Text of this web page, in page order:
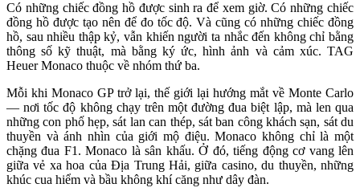
Có những chiếc đồng hồ được sinh ra để xem giờ. Có những chiếc
đồng hồ được tạo nên để đo tốc độ. Và cũng có những chiếc đồng
hồ, sau nhiều thập kỷ, vẫn khiến người ta nhắc đến không chỉ bằng
thông số kỹ thuật, mà bằng ký ức, hình ảnh và cảm xúc. TAG
Heuer Monaco thuộc về nhóm thứ ba.
Mỗi khi Monaco GP trở lại, thế giới lại hướng mắt về Monte Carlo
— nơi tốc độ không chạy trên một đường đua biệt lập, mà len qua
những con phố hẹp, sát lan can thép, sát ban công khách sạn, sát du
thuyền và ánh nhìn của giới mộ điệu. Monaco không chỉ là một
chặng đua F1. Monaco là sân khấu. Ở đó, tiếng động cơ vang lên
giữa vẻ xa hoa của Địa Trung Hải, giữa casino, du thuyền, những
khúc cua hiểm và bầu không khí căng như dây đàn.